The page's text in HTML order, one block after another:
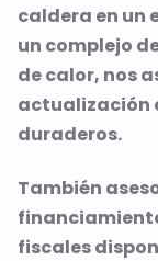
caldera en
un complejo
de calor, nos
actualización
duraderos.
También
fiscales